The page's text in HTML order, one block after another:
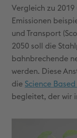
Vergleich zu
Emissionen
und Transport
2050 soll die
bahnbrechende
werden. Diese
die Science
begleitet, der wir